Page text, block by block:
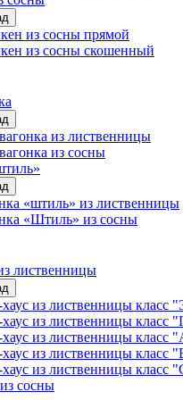
из сосны прямой
из сосны скошенный
из лиственницы
из сосны
«штиль» из лиственницы
«Штиль» из сосны
лиственницы
из лиственницы класс
из лиственницы класс
из лиственницы класс
из лиственницы класс
из лиственницы класс
сосны